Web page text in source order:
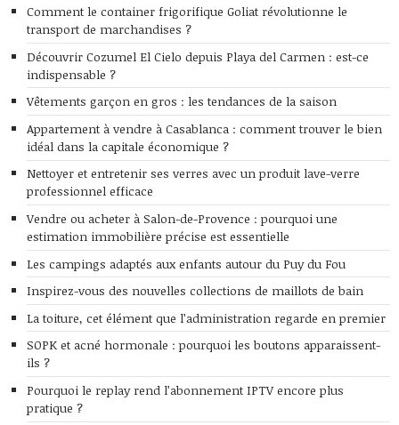
Comment le container frigorifique Goliat révolutionne le
transport de marchandises ?
Découvrir Cozumel El Cielo depuis Playa del Carmen : est-ce
indispensable ?
Vêtements garçon en gros : les tendances de la saison
Appartement à vendre à Casablanca : comment trouver le bien
idéal dans la capitale économique ?
Nettoyer et entretenir ses verres avec un produit lave-verre
professionnel efficace
Vendre ou acheter à Salon-de-Provence : pourquoi une
estimation immobilière précise est essentielle
Les campings adaptés aux enfants autour du Puy du Fou
Inspirez-vous des nouvelles collections de maillots de bain
La toiture, cet élément que l’administration regarde en premier
SOPK et acné hormonale : pourquoi les boutons apparaissent-
ils ?
Pourquoi le replay rend l’abonnement IPTV encore plus
pratique ?